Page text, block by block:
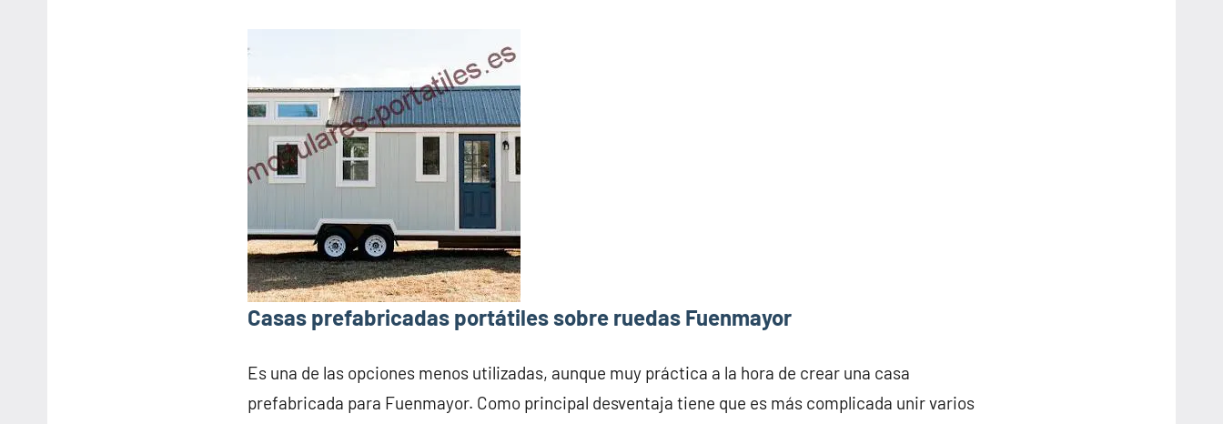
Casas prefabricadas portátiles sobre ruedas Fuenmayor
Es una de las opciones menos utilizadas, aunque muy práctica a la hora de crear una casa
prefabricada para Fuenmayor. Como principal desventaja tiene que es más complicada unir varios